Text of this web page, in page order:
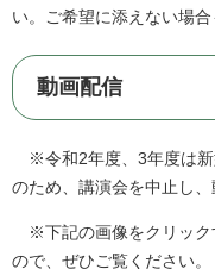
い。ご希望に添えない場
動画配信
※令和2年度、3年度は新
のため、講演会を中止し、
※下記の画像をクリック
ので、ぜひご覧ください。